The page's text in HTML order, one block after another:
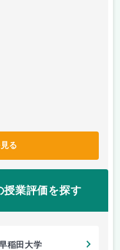
る
授業評価を探す
稲田大学